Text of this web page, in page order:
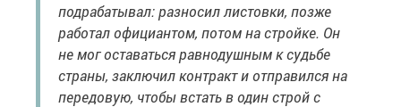
подрабатывал: разносил листовки, позже
работал официантом, потом на стройке. Он
не мог оставаться равнодушным к судьбе
страны, заключил контракт и отправился на
передовую, чтобы встать в один строй с